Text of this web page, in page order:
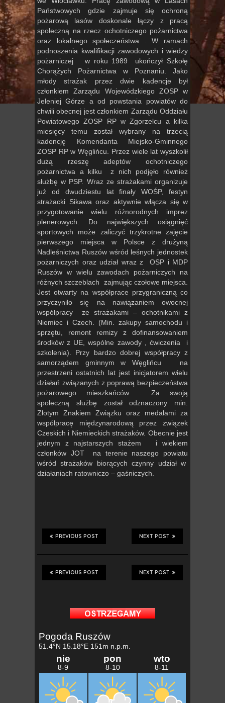
Państwowych gdzie zajmuje się ochroną
pożarową lasów doskonale łączy z pracą
społeczną na rzecz ochotniczego pożarnictwa
oraz lokalnego społeczeństwa . W ramach
podnoszenia kwalifikacji zawodowych i wiedzy
pożarniczej w roku 1989 ukończył Szkołę
Chorążych Pożarnictwa w Poznaniu. Jako
młody strażak przez dwie kadencje był
członkiem Zarządu Wojewódzkiego ZOSP w
Jeleniej Górze a od powstania powiatów do
chwili obecnej jest członkiem Zarządu Oddziału
Powiatowego ZOSP RP w Zgorzelcu a kilka
miesięcy temu został wybrany na trzecią
kadencję Komendanta Miejsko-Gminnego
ZOSP RP w Węglińcu. Przez wiele lat wyszkolił
dużą rzeszę adeptów ochotniczego
pożarnictwa a kilku z nich podjęło również
służbę w PSP. Wraz ze strażakami organizuje
już od dwudziestu lat finały WOŚP, festyn
strażacki Sikawa oraz aktywnie włącza się w
przygotowanie wielu różnorodnych imprez
plenerowych. Do największych osiągnięć
sportowych może zaliczyć trzykrotne zajęcie
pierwszego miejsca w Polsce z drużyną
Nadleśnictwa Ruszów wśród leśnych jednostek
pożarniczych oraz udział wraz z OSP i MDP
Ruszów w wielu zawodach pożarniczych na
różnych szczeblach zajmując czołowe miejsca.
Jest otwarty na współprace przygraniczną co
przyczyniło się na nawiązaniem owocnej
współpracy ze strażakami – ochotnikami z
Niemiec i Czech. (Min. zakupy samochodu i
sprzętu, remont remizy z dofinansowaniem
środków z UE, wspólne zawody , ćwiczenia i
szkolenia). Przy bardzo dobrej współpracy z
samorządem gminnym w Węglińcu na
przestrzeni ostatnich lat jest inicjatorem wielu
działań związanych z poprawą bezpieczeństwa
pożarowego mieszkańców . Za swoją
społeczną służbę został odznaczony min.
Złotym Znakiem Związku oraz medalami za
współpracę międzynarodową przez związek
Czeskich i Niemieckich strażaków. Obecnie jest
jednym z najstarszych stażem i wiekiem
członków JOT na terenie naszego powiatu
wśród strażaków biorących czynny udział w
działaniach ratowniczo – gaśniczych.
NEXT POST
PREVIOUS POST
NEXT POST
PREVIOUS POST